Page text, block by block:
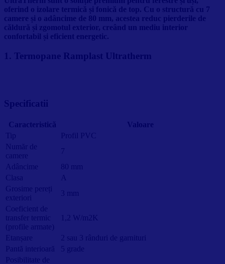
oferind o izolare termică și fonică de top. Cu o structură cu 7
camere și o adâncime de 80 mm, acestea reduc pierderile de
căldură și zgomotul exterior, creând un mediu interior
confortabil și eficient energetic.
1. Termopane Ramplast Ultratherm
Specificatii
Caracteristică
Valoare
Tip
Profil PVC
Număr de
camere
7
Adâncime
80 mm
Clasa
A
Grosime pereți
exteriori
3 mm
Coeficient de
transfer termic
(profile armate)
1,2 W/m2K
Etanșare
2 sau 3 rânduri de garnituri
Pantă interioară
5 grade
Posibilitate de